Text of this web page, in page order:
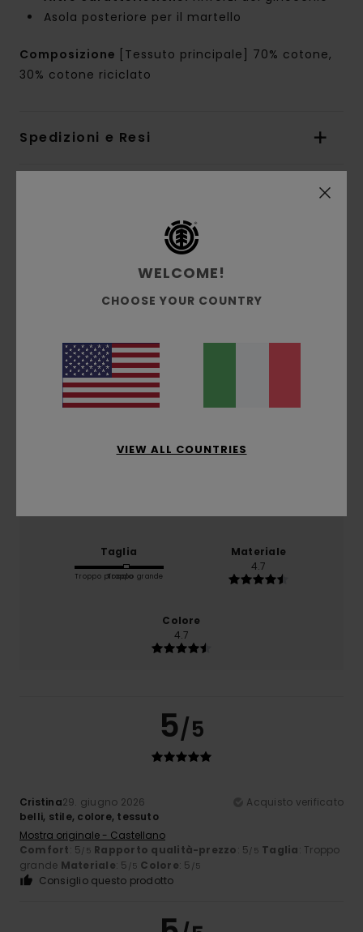
Asola posteriore per il martello
Composizione
[Tessuto principale] 70% cotone,
30% cotone riciclato
Spedizioni e Resi
4.7/5
basato su3 recensioni verificate
Il 100% dei nostri clienti consiglia questo prodotto
Taglia
Troppo piccoloTroppo grande
Materiale
4.7
Colore
4.7
5/5
Cristina29. giugno 2026
Acquisto verificato
belli, stile, colore, tessuto
Mostra originale - Castellano
Comfort: 5/5 Rapporto qualità-prezzo: 5/5 Taglia: Troppo
grande Materiale: 5 /5 Colore: 5 /5
Consiglio questo prodotto
WELCOME!
CHOOSE YOUR COUNTRY
VIEW ALL COUNTRIES